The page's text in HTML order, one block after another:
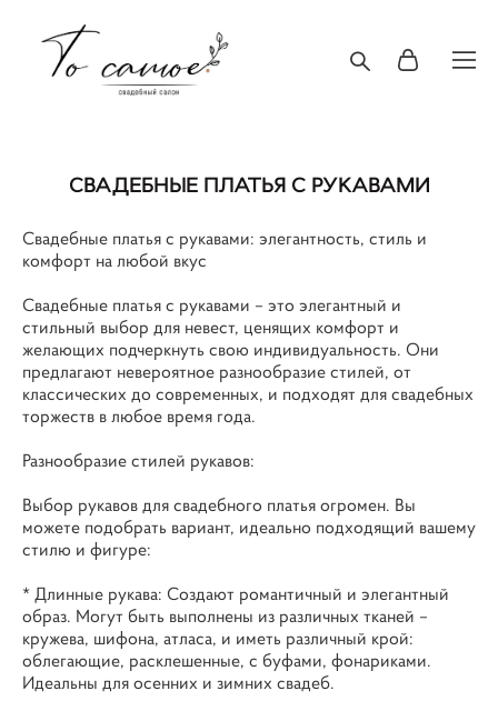
СВАДЕБНЫЕ ПЛАТЬЯ С РУКАВАМИ
Свадебные платья с рукавами: элегантность, стиль и
комфорт на любой вкус
Свадебные платья с рукавами – это элегантный и
стильный выбор для невест, ценящих комфорт и
желающих подчеркнуть свою индивидуальность. Они
предлагают невероятное разнообразие стилей, от
классических до современных, и подходят для свадебных
торжеств в любое время года.
Разнообразие стилей рукавов:
Выбор рукавов для свадебного платья огромен. Вы
можете подобрать вариант, идеально подходящий вашему
стилю и фигуре:
* Длинные рукава: Создают романтичный и элегантный
образ. Могут быть выполнены из различных тканей –
кружева, шифона, атласа, и иметь различный крой:
облегающие, расклешенные, с буфами, фонариками.
Идеальны для осенних и зимних свадеб.